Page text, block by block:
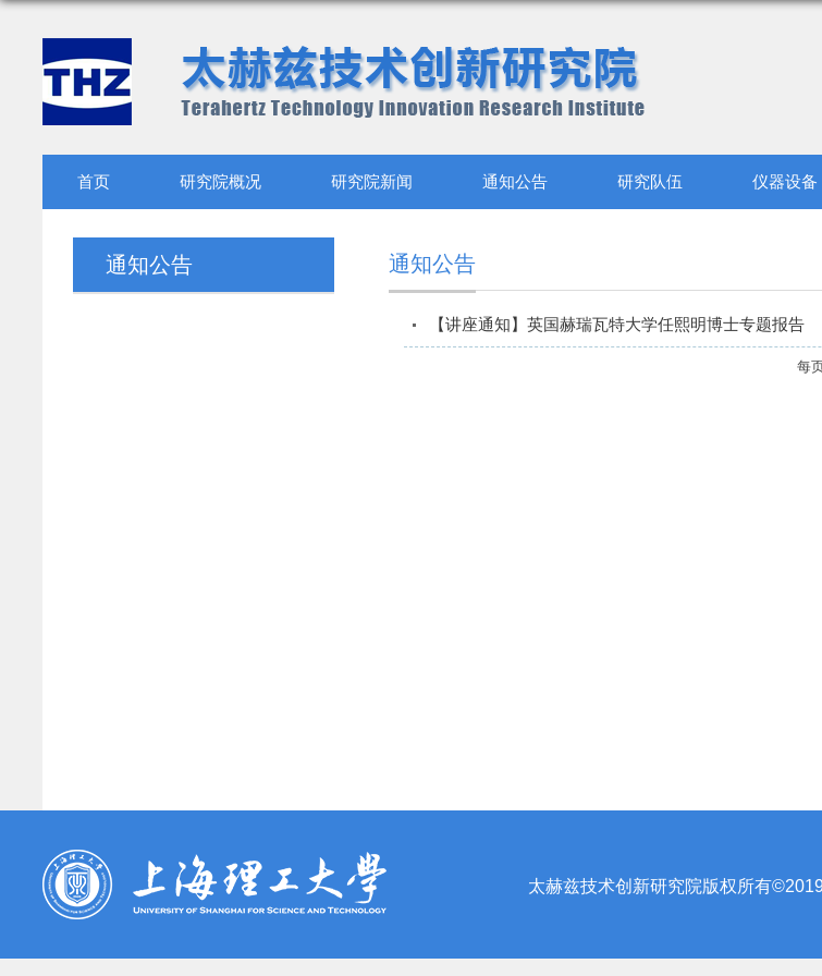
首页 研究院概况 研究院新闻 通知公告 研究队伍 仪器设备
通知公告 通知公告
【讲座通知】英国赫瑞瓦特大学任熙明博士专题报告
每
太赫兹技术创新研究院版权所有